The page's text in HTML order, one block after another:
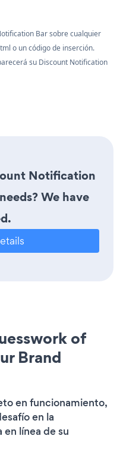
Bar sobre cualquier
o un código de inserción.
su Discount Notification
Notification
We have
of
Brand
en funcionamiento,
en la
línea de su